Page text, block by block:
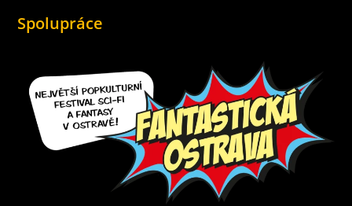
Spolupráce